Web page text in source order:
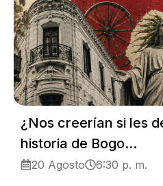
¿Nos creerían si les
historia de Bogo...
20 Agosto 6:30 p. m.